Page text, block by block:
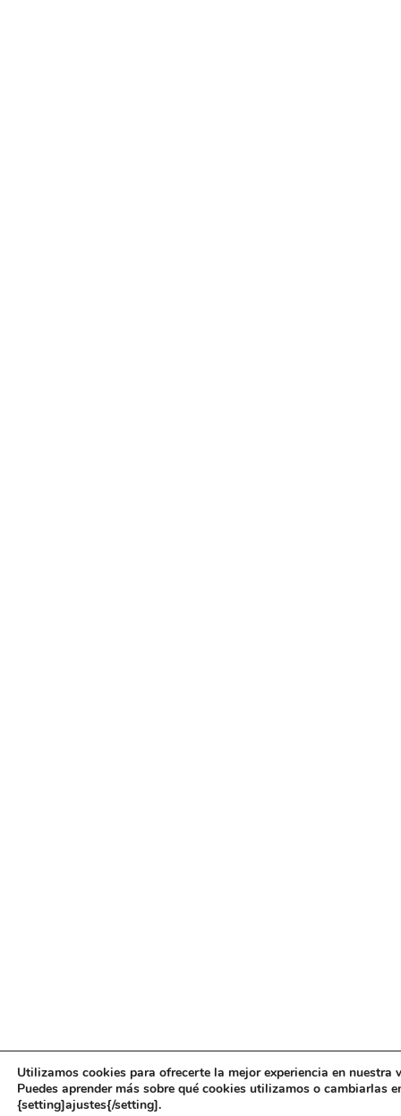
Utilizamos cookies para ofrecerte la mejor experiencia en nuestra
Puedes aprender más sobre qué cookies utilizamos o cambiarlas
{setting]ajustes{/setting].